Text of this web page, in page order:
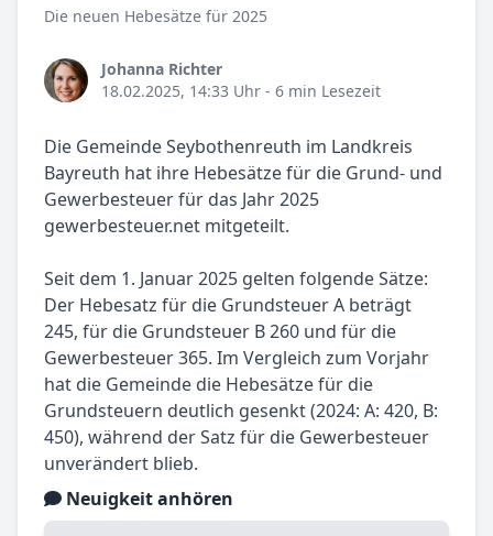
Die neuen Hebesätze für 2025
Johanna Richter
18.02.2025, 14:33 Uhr - 6 min Lesezeit
Die Gemeinde Seybothenreuth im Landkreis
Bayreuth hat ihre Hebesätze für die Grund- und
Gewerbesteuer für das Jahr 2025
gewerbesteuer.net mitgeteilt.
Seit dem 1. Januar 2025 gelten folgende Sätze:
Der Hebesatz für die Grundsteuer A beträgt
245, für die Grundsteuer B 260 und für die
Gewerbesteuer 365. Im Vergleich zum Vorjahr
hat die Gemeinde die Hebesätze für die
Grundsteuern deutlich gesenkt (2024: A: 420, B:
450), während der Satz für die Gewerbesteuer
unverändert blieb.
Neuigkeit anhören